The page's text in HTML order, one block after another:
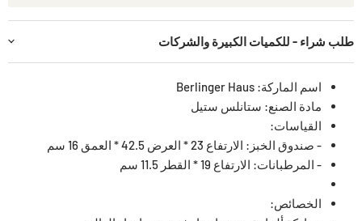
طلب شراء - للكميات الكبيرة والشركات
اسم الماركة: Berlinger Haus
مادة الصنع: ستانلس ستيل
القياسات:
- صندوق الخبز: الارتفاع 23 * العرض 42.5 * العمق 16 سم
- المرطبانات: الارتفاع 19 * القطر 11.5 سم
الخصائص: